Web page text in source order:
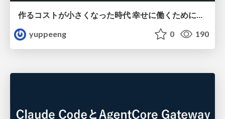
作るコストが小さくなった時代 幸せに働くために改めて考えたいこと 〜エンジニアとして価値を出し続けるために注視している二分野〜
yuppeeng
0 190